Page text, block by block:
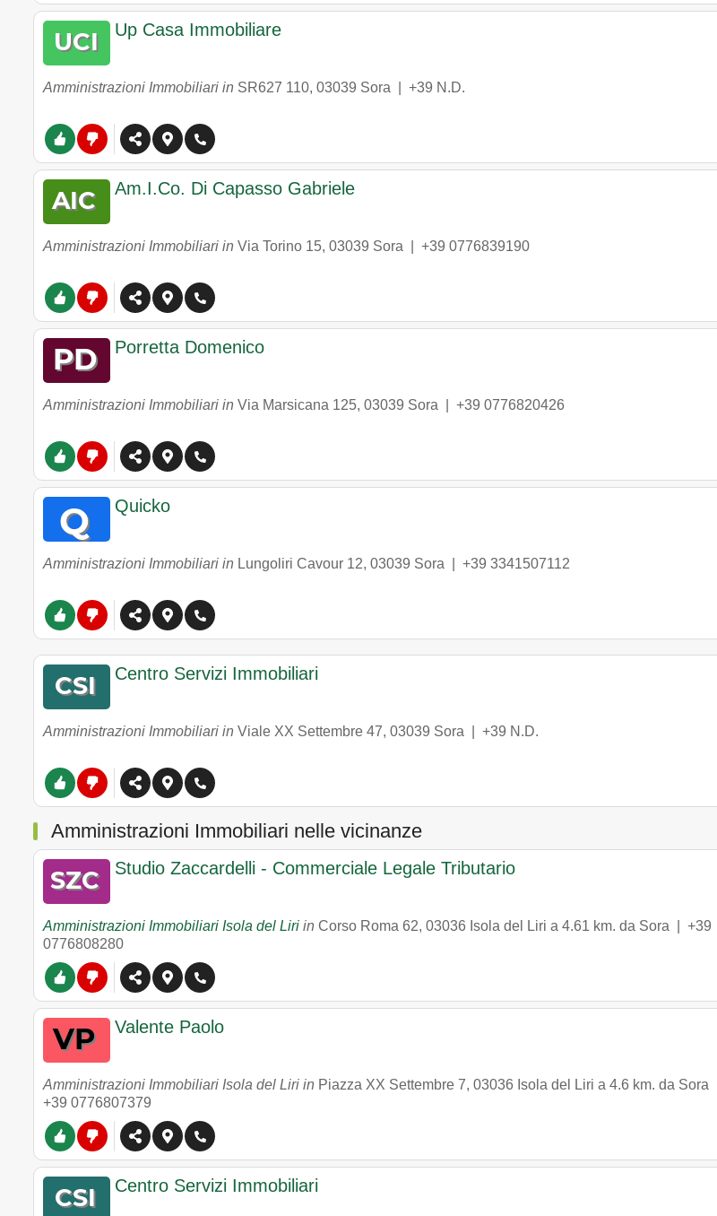
Up Casa Immobiliare
Amministrazioni Immobiliari in SR627 110, 03039 Sora +39 N.D.
Am.I.Co. Di Capasso Gabriele
Amministrazioni Immobiliari in Via Torino 15, 03039 Sora +39 0776839190
Porretta Domenico
Amministrazioni Immobiliari in Via Marsicana 125, 03039 Sora +39 0776820426
Quicko
Amministrazioni Immobiliari in Lungoliri Cavour 12, 03039 Sora +39 3341507112
Centro Servizi Immobiliari
Amministrazioni Immobiliari in Viale XX Settembre 47, 03039 Sora +39 N.D.
Amministrazioni Immobiliari nelle vicinanze
Studio Zaccardelli - Commerciale Legale Tributario
Amministrazioni Immobiliari Isola del Liri in Corso Roma 62, 03036 Isola del Liri a 4.61 km. da Sora | +39
0776808280
Valente Paolo
Amministrazioni Immobiliari Isola del Liri in Piazza XX Settembre 7, 03036 Isola del Liri a 4.6 km. da Sora |
+39 0776807379
Centro Servizi Immobiliari